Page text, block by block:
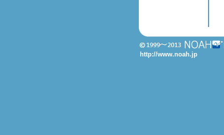
http://www.noah.jp